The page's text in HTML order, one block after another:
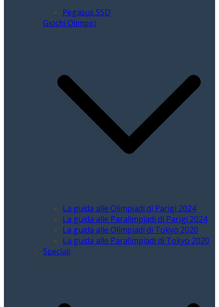
Pegasus SSD
Giochi Olimpici
La guida alle Olimpiadi di Parigi 2024
La guida alle Paralimpiadi di Parigi 2024
La guida alle Olimpiadi di Tokyo 2020
La guida alle Paralimpiadi di Tokyo 2020
Speciali